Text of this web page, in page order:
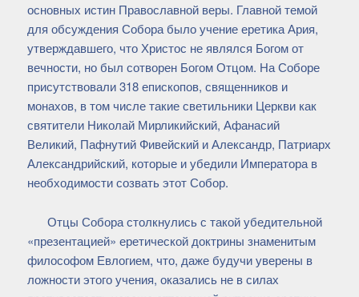
основных истин Православной веры. Главной темой
для обсуждения Собора было учение еретика Ария,
утверждавшего, что Христос не являлся Богом от
вечности, но был сотворен Богом Отцом. На Соборе
присутствовали 318 епископов, священников и
монахов, в том числе такие светильники Церкви как
святители Николай Мирликийский, Афанасий
Великий, Пафнутий Фивейский и Александр, Патриарх
Александрийский, которые и убедили Императора в
необходимости созвать этот Собор.
Отцы Собора столкнулись с такой убедительной
«презентацией» еретической доктрины знаменитым
философом Евлогием, что, даже будучи уверены в
ложности этого учения, оказались не в силах